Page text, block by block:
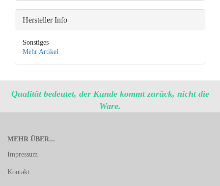
Hersteller Info
Sonstiges
Mehr Artikel
Qualität bedeutet, der Kunde kommt zurück, nicht die
Ware.
MEHR ÜBER...
Impressum
Kontakt